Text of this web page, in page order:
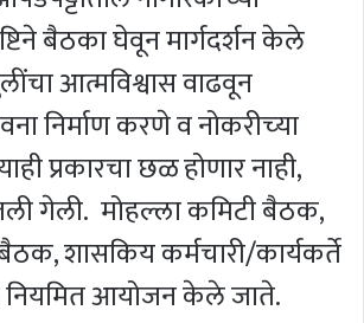
बैठका घेवून मार्गदर्शन केले
आत्मविश्वास वाढवून
निर्माण करणे व नोकरीच्‍या
प्रकारचा छळ होणार नाही,
गेली. मोहल्ला कमिटी बैठक,
शासकिय कर्मचारी/कार्यकर्ते
नियमित आयोजन केले जाते.